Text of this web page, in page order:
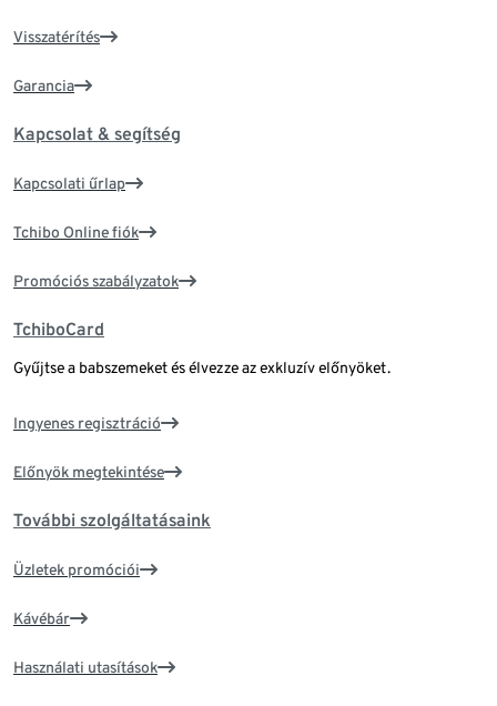
Visszatérítés
Garancia
Kapcsolat & segítség
Kapcsolati űrlap
Tchibo Online fiók
Promóciós szabályzatok
TchiboCard
Gyűjtse a babszemeket és élvezze az exkluzív előnyöket.
Ingyenes regisztráció
Előnyök megtekintése
További szolgáltatásaink
Üzletek promóciói
Kávébár
Használati utasítások